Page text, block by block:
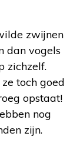
zwijnen
dan vogels
zichzelf.
toch goed
opstaat!
nog
zijn.